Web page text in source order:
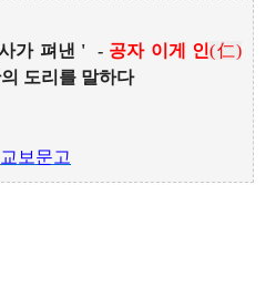
가 펴낸 ' - 공자 이게 인(仁)
도리를 말하다
교보문고